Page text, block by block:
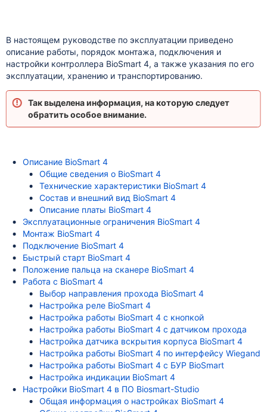
В настоящем руководстве по эксплуатации приведено
описание работы, порядок монтажа, подключения и
настройки контроллера BioSmart 4, а также указания по его
эксплуатации, хранению и транспортированию.
Так выделена информация, на которую следует
обратить особое внимание.
Описание BioSmart 4
Общие сведения о BioSmart 4
Технические характеристики BioSmart 4
Состав и внешний вид BioSmart 4
Описание платы BioSmart 4
Эксплуатационные ограничения BioSmart 4
Монтаж BioSmart 4
Подключение BioSmart 4
Быстрый старт BioSmart 4
Положение пальца на сканере BioSmart 4
Работа с BioSmart 4
Выбор направления прохода BioSmart 4
Настройка реле BioSmart 4
Настройка работы BioSmart 4 с кнопкой
Настройка работы BioSmart 4 с датчиком прохода
Настройка датчика вскрытия корпуса BioSmart 4
Настройка работы BioSmart 4 по интерфейсу Wiegand
Настройка работы BioSmart 4 с БУР BioSmart
Настройка индикации BioSmart 4
Настройки BioSmart 4 в ПО Biosmart-Studio
Общая информация о настройках BioSmart 4